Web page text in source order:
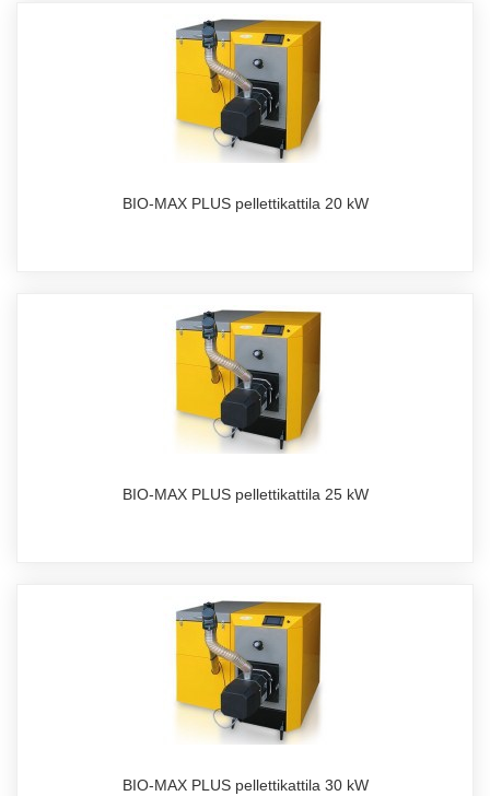
BIO-MAX PLUS pellettikattila 20 kW
BIO-MAX PLUS pellettikattila 25 kW
BIO-MAX PLUS pellettikattila 30 kW